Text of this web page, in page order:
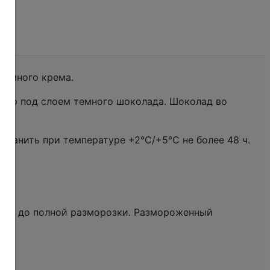
много крема.
под слоем темного шоколада. Шоколад во
при температуре +2°С/+5°С не более 48 ч.
до полной разморозки. Размороженный